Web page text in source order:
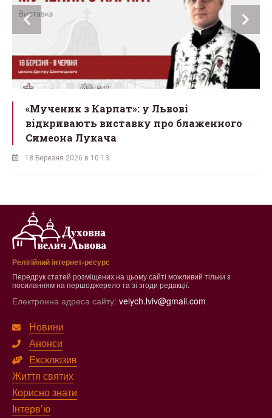
«Мученик з Карпат»: у Львові
відкривають виставку про блаженного
Симеона Лукача
18 Березня 2026 в 10:13
Релігійний інтернет-ресурс
Передрук статей розміщених на цьому сайті можливий тільки з
посиланням на першоджерело та зі згоди редакції.
Електронна адреса сайту: velych.lviv@gmail.com
Новини
Анонси
Ексклюзив
Життя святих
Корисно знати
Інтерв’ю